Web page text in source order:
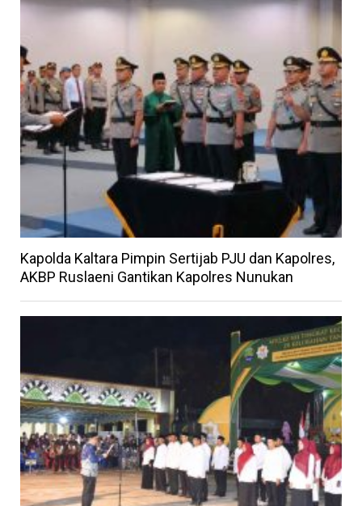
Kapolda Kaltara Pimpin Sertijab PJU dan Kapolres,
AKBP Ruslaeni Gantikan Kapolres Nunukan